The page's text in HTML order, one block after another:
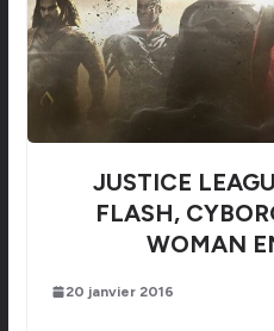
JUSTICE
FLASH,
WOMAN
20 janvier 2016